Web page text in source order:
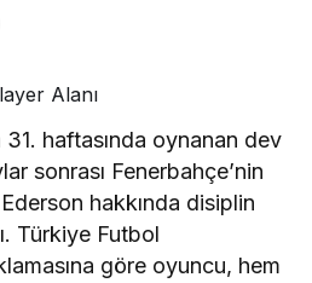
Alanı
haftasında oynanan dev
sonrası Fenerbahçe’nin
hakkında disiplin
Türkiye Futbol
göre oyuncu, hem